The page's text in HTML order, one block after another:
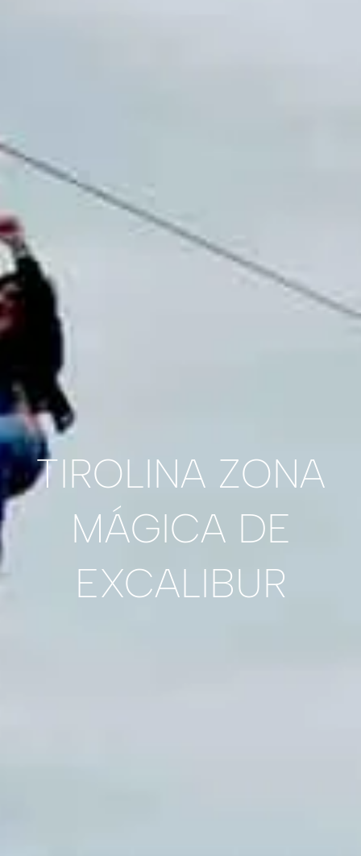
TIROLINA ZONA
MÁGICA DE
EXCALIBUR